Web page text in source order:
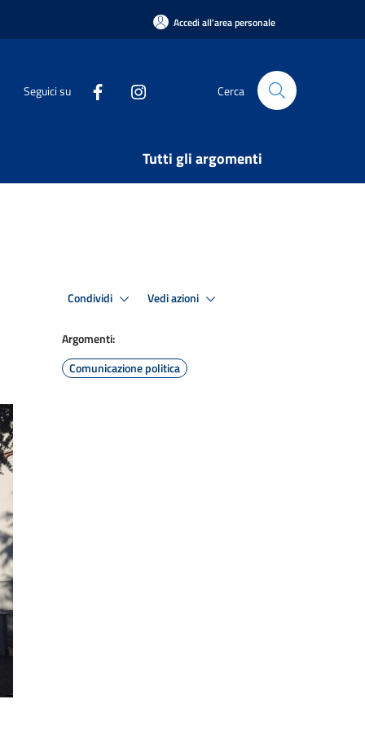
Accedi all'area personale
Seguici su Cerca
Tutti gli argomenti
Condividi Vedi azioni
Argomenti:
Comunicazione politica